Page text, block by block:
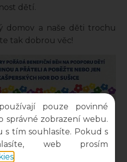
dětí.
domov a naše děti trochu
tak dobrou věc!
pouze povinné
správné zobrazení webu.
s tím souhlasíte. Pokud s
web prosím